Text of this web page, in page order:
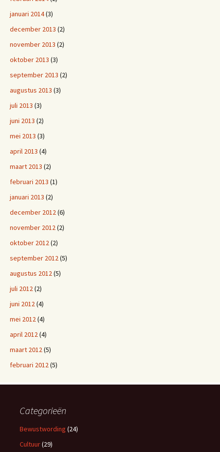
januari 2014(3)
december 2013 (2)
november 2013 (2)
oktober 2013 (3)
september 2013 (2)
augustus 2013 (3)
juli 2013 (3)
juni 2013 (2)
mei 2013 (3)
april 2013 (4)
maart 2013 (2)
februari 2013 (1)
januari 2013 (2)
december 2012(6)
november 2012(2)
oktober 2012(2)
september 2012(5)
augustus 2012(5)
juli 2012(2)
juni 2012(4)
mei 2012(4)
april 2012(4)
maart 2012(5)
februari 2012(5)
Categorieën
Bewustwording (24)
Cultuur(29)